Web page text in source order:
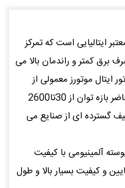
ایتالیایی است که تمرکز
برق کمتر و راندمان بالا می
ایتال موتورز معمولی از
0.37تا 37 کیلووات بود ولی در حال حاضر بازه توان از 30تا2600
گسترده ای از صنایع می
پوسته آلمینیومی با کیفیت
و کیفیت بسیار بالا و طول